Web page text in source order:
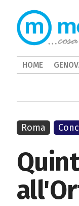
Roma
HOME